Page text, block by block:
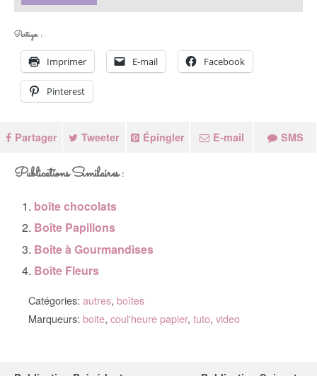
Partager :
Imprimer E-mail Facebook
Pinterest
Partager Tweeter Épingler E-mail SMS
Publications Similaires :
boîte chocolats
Boîte Papillons
Boîte à Gourmandises
Boîte Fleurs
Catégories: autres, boîtes
Marqueurs: boite, coul'heure papier, tuto, video